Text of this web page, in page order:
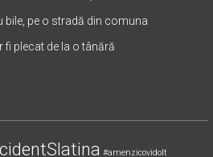
pe o stradă din comuna
plecat de la o tânără
#amenzicovidolt